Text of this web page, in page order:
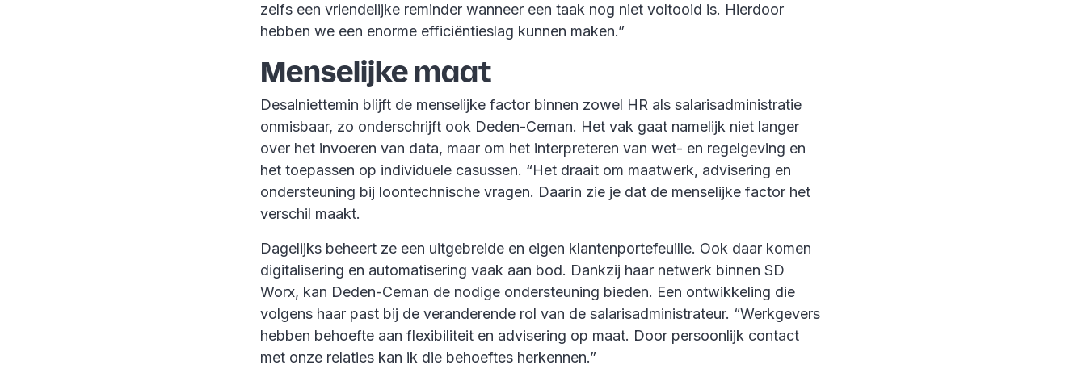
zelfs een vriendelijke reminder wanneer een taak nog niet voltooid is. Hierdoor
hebben we een enorme efficiëntieslag kunnen maken.”
Menselijke maat
Desalniettemin blijft de menselijke factor binnen zowel HR als salarisadministratie
onmisbaar, zo onderschrijft ook Deden-Ceman. Het vak gaat namelijk niet langer
over het invoeren van data, maar om het interpreteren van wet- en regelgeving en
het toepassen op individuele casussen. “Het draait om maatwerk, advisering en
ondersteuning bij loontechnische vragen. Daarin zie je dat de menselijke factor het
verschil maakt.
Dagelijks beheert ze een uitgebreide en eigen klantenportefeuille. Ook daar komen
digitalisering en automatisering vaak aan bod. Dankzij haar netwerk binnen SD
Worx, kan Deden-Ceman de nodige ondersteuning bieden. Een ontwikkeling die
volgens haar past bij de veranderende rol van de salarisadministrateur. “Werkgevers
hebben behoefte aan flexibiliteit en advisering op maat. Door persoonlijk contact
met onze relaties kan ik die behoeftes herkennen.”